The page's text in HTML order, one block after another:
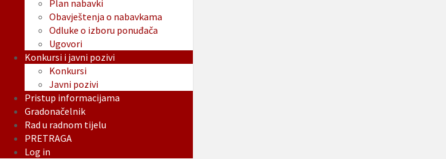
Plan nabavki
Obavještenja o nabavkama
Odluke o izboru ponuđača
Ugovori
Konkursi i javni pozivi
Konkursi
Javni pozivi
Pristup informacijama
Gradonačelnik
Rad u radnom tijelu
PRETRAGA
Log in